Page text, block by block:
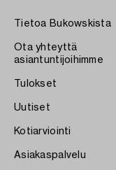
Tietoa Bukowskista
Ota yhteyttä
asiantuntijoihimme
Tulokset
Uutiset
Kotiarviointi
Asiakaspalvelu